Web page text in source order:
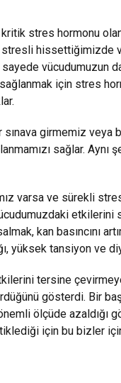
kritik stres hormonu
stresli
vücudumuzun
için stres
girmemiz
sağlar.
varsa ve sürekli
kan basıncını
yüksek tansiyon ve
tersine
gösterdi. Bir
ölçüde azaldığı
için bu bizler